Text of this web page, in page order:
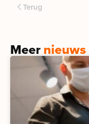
Terug
Meernieuws